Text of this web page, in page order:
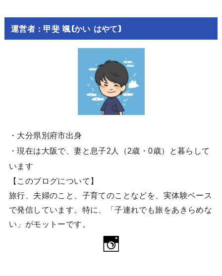
運営者：甲斐 颯(かい はやて)
・大分県別府市出身
・現在は大阪で、妻と息子2人（2歳・0歳）と暮らして
います
【このブログについて】
旅行、夫婦のこと、子育てのことなどを、実体験ベース
で発信しています。特に、「子連れでも旅をあきらめな
い」がモットーです。